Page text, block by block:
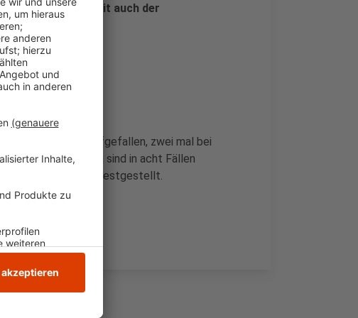
Geschwindigkeit auch der
aufgefallen, zwei mal bei
und Ruhezeiten sind in acht Fällen
in gut 130 Fällen festgestellt.